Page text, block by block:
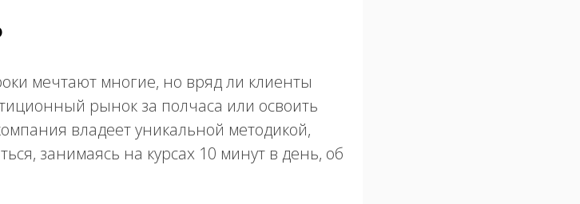
мечтают многие, но вряд ли клиенты
рынок за полчаса или освоить
владеет уникальной методикой,
занимаясь на курсах 10 минут в день, об